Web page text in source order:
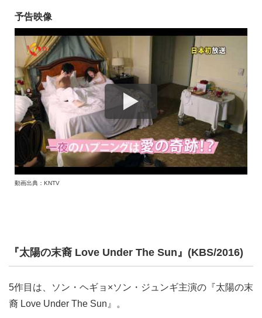
予告映像
動画出典：KNTV
『太陽の末裔 Love Under The Sun』(KBS/2016)
5作目は、ソン・ヘギョ×ソン・ジュンギ主演の『太陽の末
裔 Love Under The Sun』。